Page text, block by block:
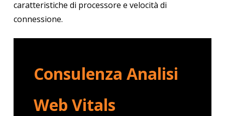
caratteristiche di processore e velocità di
connessione.
Consulenza Analisi
Web Vitals